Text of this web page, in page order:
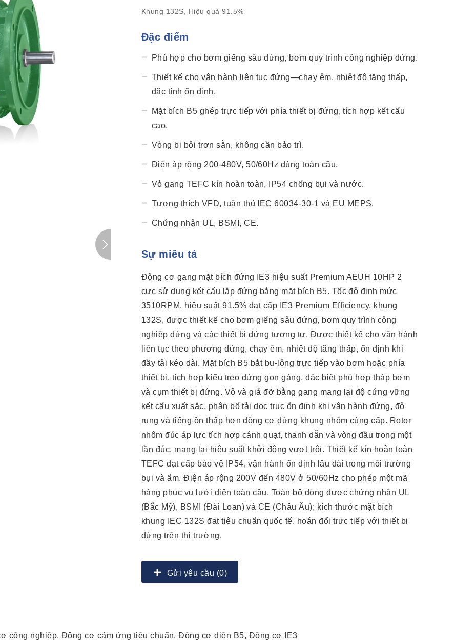
Khung 132S, Hiệu quả 91.5%
Đặc điểm
Phù hợp cho bơm giếng sâu đứng, bơm quy trình công nghiệp đứng.
Thiết kế cho vận hành liên tục đứng—chạy êm, nhiệt độ tăng thấp,
đặc tính ổn định.
Mặt bích B5 ghép trực tiếp với phía thiết bị đứng, tích hợp kết cấu
cao.
Vòng bi bôi trơn sẵn, không cần bảo trì.
Điện áp rộng 200-480V, 50/60Hz dùng toàn cầu.
Vỏ gang TEFC kín hoàn toàn, IP54 chống bụi và nước.
Tương thích VFD, tuân thủ IEC 60034-30-1 và EU MEPS.
Chứng nhận UL, BSMI, CE.
Sự miêu tả
Động cơ gang mặt bích đứng IE3 hiệu suất Premium AEUH 10HP 2
cực sử dụng kết cấu lắp đứng bằng mặt bích B5. Tốc độ định mức
3510RPM, hiệu suất 91.5% đạt cấp IE3 Premium Efficiency, khung
132S, được thiết kế cho bơm giếng sâu đứng, bơm quy trình công
nghiệp đứng và các thiết bị đứng tương tự. Được thiết kế cho vận hành
liên tục theo phương đứng, chạy êm, nhiệt độ tăng thấp, ổn định khi
đầy tải kéo dài. Mặt bích B5 bắt bu-lông trực tiếp vào bơm hoặc phía
thiết bị, tích hợp kiểu treo đứng gọn gàng, đặc biệt phù hợp tháp bơm
và cụm thiết bị đứng. Vỏ và giá đỡ bằng gang mang lại độ cứng vững
kết cấu xuất sắc, phân bố tải dọc trục ổn định khi vận hành đứng, độ
rung và tiếng ồn thấp hơn động cơ đứng khung nhôm cùng cấp. Rotor
nhôm đúc áp lực tích hợp cánh quạt, thanh dẫn và vòng đầu trong một
lần đúc, mang lại hiệu suất khởi động vượt trội. Thiết kế kín hoàn toàn
TEFC đạt cấp bảo vệ IP54, vận hành ổn định lâu dài trong môi trường
bụi và ẩm. Điện áp rộng 200V đến 480V ở 50/60Hz cho phép một mã
hàng phục vụ lưới điện toàn cầu. Toàn bộ dòng được chứng nhận UL
(Bắc Mỹ), BSMI (Đài Loan) và CE (Châu Âu); kích thước mặt bích
khung IEC 132S đạt tiêu chuẩn quốc tế, hoán đổi trực tiếp với thiết bị
đứng trên thị trường.
Gửi yêu cầu (0)
công nghiệp, Động cơ cảm ứng tiêu chuẩn, Động cơ điện B5, Động cơ IE3